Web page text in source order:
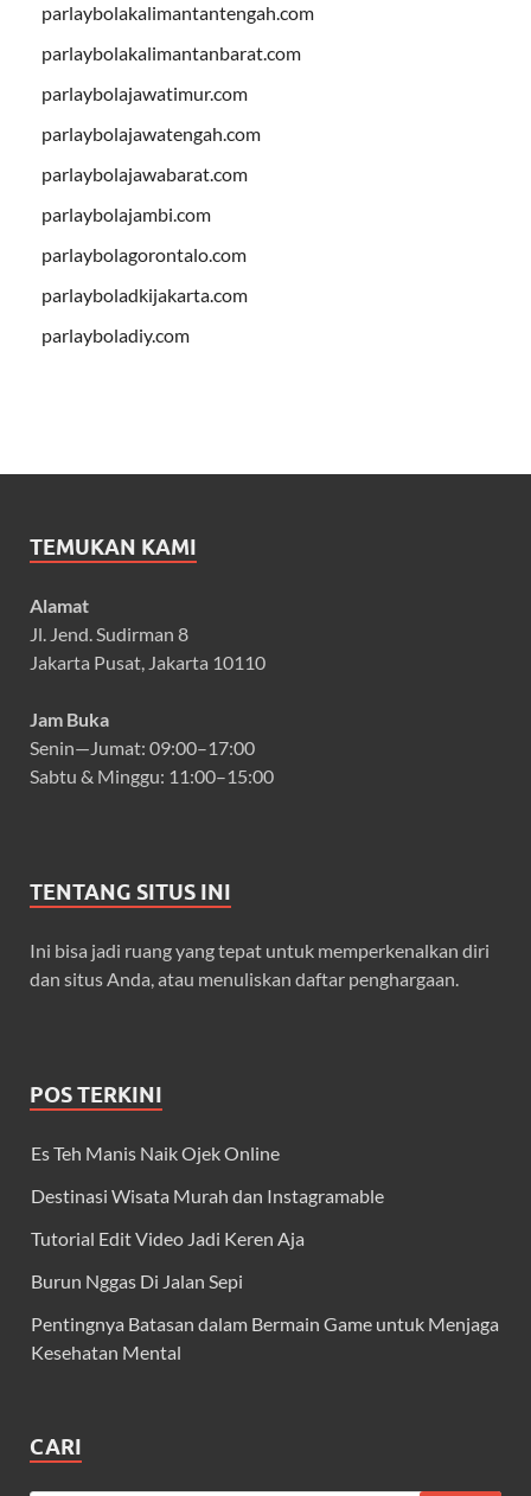
parlaybolakalimantantengah.com
parlaybolakalimantanbarat.com
parlaybolajawatimur.com
parlaybolajawatengah.com
parlaybolajawabarat.com
parlaybolajambi.com
parlaybolagorontalo.com
parlayboladkijakarta.com
parlayboladiy.com
TEMUKAN KAMI
Alamat
Jl. Jend. Sudirman 8
Jakarta Pusat, Jakarta 10110
Jam Buka
Senin—Jumat: 09:00–17:00
Sabtu & Minggu: 11:00–15:00
TENTANG SITUS INI
Ini bisa jadi ruang yang tepat untuk memperkenalkan diri
dan situs Anda, atau menuliskan daftar penghargaan.
POS TERKINI
Es Teh Manis Naik Ojek Online
Destinasi Wisata Murah dan Instagramable
Tutorial Edit Video Jadi Keren Aja
Burun Nggas Di Jalan Sepi
Pentingnya Batasan dalam Bermain Game untuk Menjaga
Kesehatan Mental
CARI